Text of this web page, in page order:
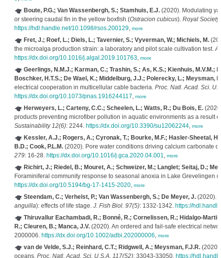
Boute, P.G.; Van Wassenbergh, S.; Stamhuis, E.J.(2020). Modulating
or steering caudal fin in the yellow boxfish (Ostracion cubicus). Royal
https://hdl.handle.net/10.1098/rsos.200129, more
Fret, J.; Roef, L.; Diels, L.; Tavernier, S.; Vyverman, W.; Michiels, M.
the microalga production strain: a laboratory and pilot scale cultivation test.
https://dx.doi.org/10.1016/j.algal.2019.101763, more
Geerlings, N.M.J.; Karman, C.; Trashin, S.; As, K.S.; Kienhuis, M.V.M.;
Boschker, H.T.S.; De Wael, K.; Middelburg, J.J.; Polerecky, L.; Meysman,
electrical cooperation in multicellular cable bacteria. Proc. Natl. Acad. Sci.
https://dx.doi.org/10.1073/pnas.1916244117, more
Herweyers, L.; Carteny, C.C.; Scheelen, L.; Watts, R.; Du Bois, E.
products preventing microfiber pollution in aquatic environments as a result
Sustainability 12(6): 2244. https://dx.doi.org/10.3390/su12062244, more
Kessler, A.J.; Rogers, A.; Cyronak, T.; Bourke, M.F.; Hasler-Sheetal,
B.D.; Cook, P.L.M.(2020). Pore water conditions driving calcium carbonate
279: 16-28. https://dx.doi.org/10.1016/j.gca.2020.04.001, more
Richirt, J.; Riedel, B.; Mouret, A.; Schweizer, M.; Langlet; Seitaj, D.;
Foraminiferal community response to seasonal anoxia in Lake Grevelingen
https://dx.doi.org/10.5194/bg-17-1415-2020, more
Steendam, C.; Verhelst, P.; Van Wassenbergh, S.; De Meyer, J.(2020).
anguilla): effects of life stage. J. Fish Biol. 97(5): 1332-1342. https://
Thiruvallur Eachambadi, R.; Bonné, R.; Cornelissen, R.; Hidalgo-
R.; Cleuren, B.; Manca, J.V.(2020). An ordered and fail‐safe electrical
2000006. https://dx.doi.org/10.1002/adbi.202000006, more
van de Velde, S.J.; Reinhard, C.T.; Ridgwell, A.; Meysman, F.J.R.(2020).
oceans. Proc. Natl. Acad. Sci. U.S.A. 117(52): 33043-33050. https://